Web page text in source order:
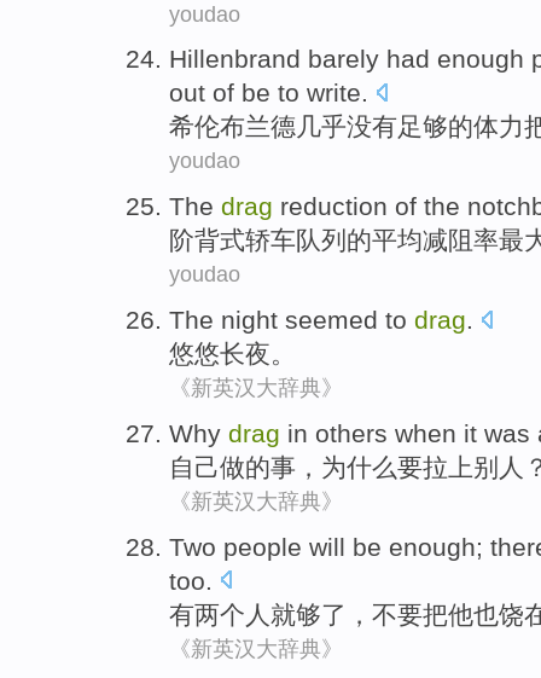
youdao
Hillenbrand barely had enough
out of be to write.
希伦布兰德几乎没有足够的体力
youdao
The drag reduction of the
阶背式轿车队列 的平均减阻率最
youdao
The night seemed to drag.
悠悠长夜。
《新英汉大辞典》
Why drag in others when it was
自己做的事， 为什么要拉 上别人
《新英汉大辞典》
Two people will be enough;
too
有两个人 就够了 ， 不要把他也饶
《新英汉大辞典》